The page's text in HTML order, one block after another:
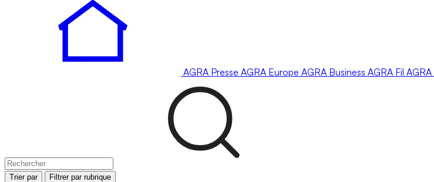
AGRA Presse AGRA Europe AGRA Business AGRA Fil AGRA
Trier par Filtrer par rubrique